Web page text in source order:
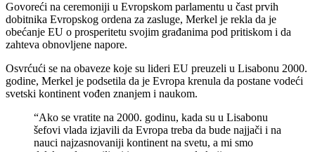
Govoreći na ceremoniji u Evropskom parlamentu u čast prvih
dobitnika Evropskog ordena za zasluge, Merkel je rekla da je
obećanje EU o prosperitetu svojim građanima pod pritiskom i da
zahteva obnovljene napore.
Osvrćući se na obaveze koje su lideri EU preuzeli u Lisabonu 2000.
godine, Merkel je podsetila da je Evropa krenula da postane vodeći
svetski kontinent vođen znanjem i naukom.
“Ako se vratite na 2000. godinu, kada su u Lisabonu
šefovi vlada izjavili da Evropa treba da bude najjači i na
nauci najzasnovaniji kontinent na svetu, a mi smo